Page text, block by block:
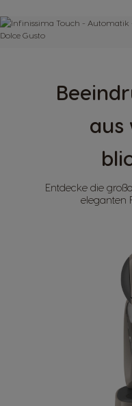
aus
Entdecke die
eleganten